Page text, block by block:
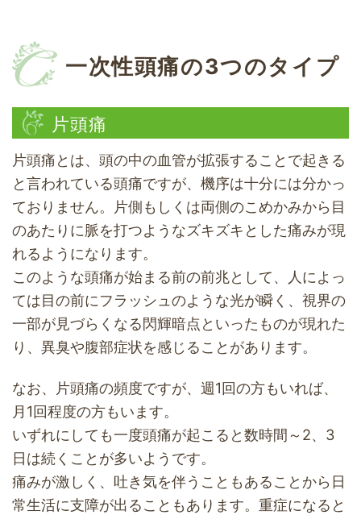
一次性頭痛の3つのタイプ
片頭痛
片頭痛とは、頭の中の血管が拡張することで起きる
と言われている頭痛ですが、機序は十分には分かっ
ておりません。片側もしくは両側のこめかみから目
のあたりに脈を打つようなズキズキとした痛みが現
れるようになります。
このような頭痛が始まる前の前兆として、人によっ
ては目の前にフラッシュのような光が瞬く、視界の
一部が見づらくなる閃輝暗点といったものが現れた
り、異臭や腹部症状を感じることがあります。
なお、片頭痛の頻度ですが、週1回の方もいれば、
月1回程度の方もいます。
いずれにしても一度頭痛が起こると数時間～2、3
日は続くことが多いようです。
痛みが激しく、吐き気を伴うこともあることから日
常生活に支障が出ることもあります。重症になると